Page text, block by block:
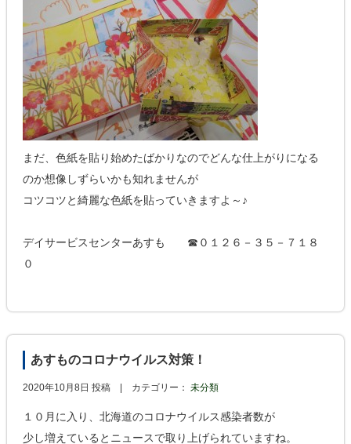
まだ、色紙を貼り始めたばかりなのでどんな仕上がりになる
のか想像しずらいかも知れませんが
コツコツと綺麗な色紙を貼っていきますよ～♪
デイサービスセンターあすも ☎０１２６－３５－７１８
０
あすものコロナウイルス対策！
2020年10月8日 投稿 | カテゴリー：未分類
１０月に入り、北海道のコロナウイルス感染者数が
少し増えているとニュースで取り上げられていますね。